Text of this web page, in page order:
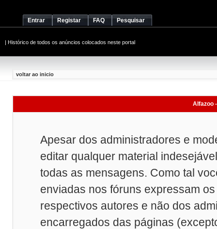
Entrar Registar FAQ Pesquisar
| Histórico de todos os anúncios colocados neste portal
voltar ao inicio
Alfazoo
Apesar dos administradores e
editar qualquer material
todas as mensagens. Como tal
enviadas nos fóruns expressam
respectivos autores e não dos
encarregados das páginas